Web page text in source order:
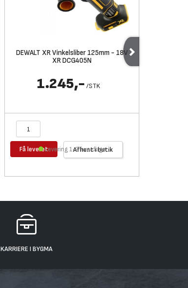
DEWALT XR Vinkelsliber 125mm - 18V
XR DCG405N
1.245,- /STK
Få leveret Afhent i butik
Levering 1-2 hverdage
KARRIERE I BYGMA